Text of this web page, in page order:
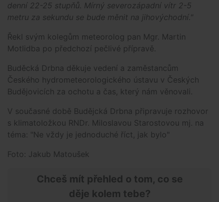
denní 22-25 stupňů. Mírný severozápadní vítr 2-5
metru za sekundu se bude měnit na jihovýchodní."
Řekl svým kolegům meteorolog pan Mgr. Martin
Motlidba po předchozí pečlivé přípravě.
Buděcká Drbna děkuje vedení a zaměstancům
Českého hydrometeorologického ústavu v Českých
Budějovicích za ochotu a čas, který nám věnovali.
V současné době Budějcká Drbna připravuje rozhovor
s klimatoložkou RNDr. Miloslavou Starostovou mj. na
téma: "Ne vždy je jednoduché říct, jak bylo"
Foto: Jakub Matoušek
Chceš mít přehled o tom, co se
děje kolem tebe?